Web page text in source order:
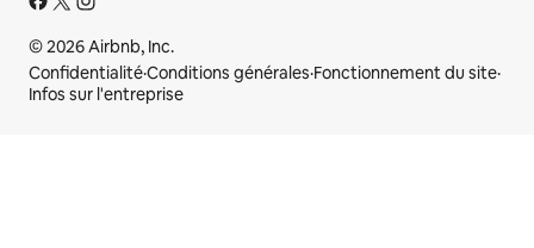
© 2026 Airbnb, Inc.
Confidentialité·Conditions générales·Fonctionnement du site·
Infos sur l'entreprise